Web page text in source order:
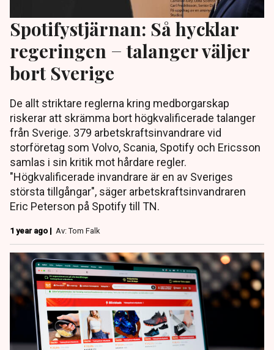
Spotifystjärnan: Så hycklar
regeringen − talanger väljer
bort Sverige
De allt striktare reglerna kring medborgarskap
riskerar att skrämma bort högkvalificerade talanger
från Sverige. 379 arbetskraftsinvandrare vid
storföretag som Volvo, Scania, Spotify och Ericsson
samlas i sin kritik mot hårdare regler.
"Högkvalificerade invandrare är en av Sveriges
största tillgångar", säger arbetskraftsinvandraren
Eric Peterson på Spotify till TN.
1 year ago | Av: Tom Falk